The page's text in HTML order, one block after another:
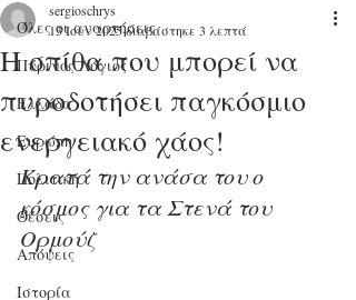
Όλες οι αναρτήσεις
Πύρινος Λόγιος
Ελλάδα
Ευρώπη
Πολιτική
Θέσεις
Απόψεις
Ιστορία
Η σπίθα που μπορεί να
πυροδοτήσει παγκόσμιο
ενεργειακό χάος!
sergioschrys
13 Ιουν 2025διαβάστηκε 3 λεπτά
Κρατά την ανάσα του ο
κόσμος για τα Στενά του
Ορμούζ